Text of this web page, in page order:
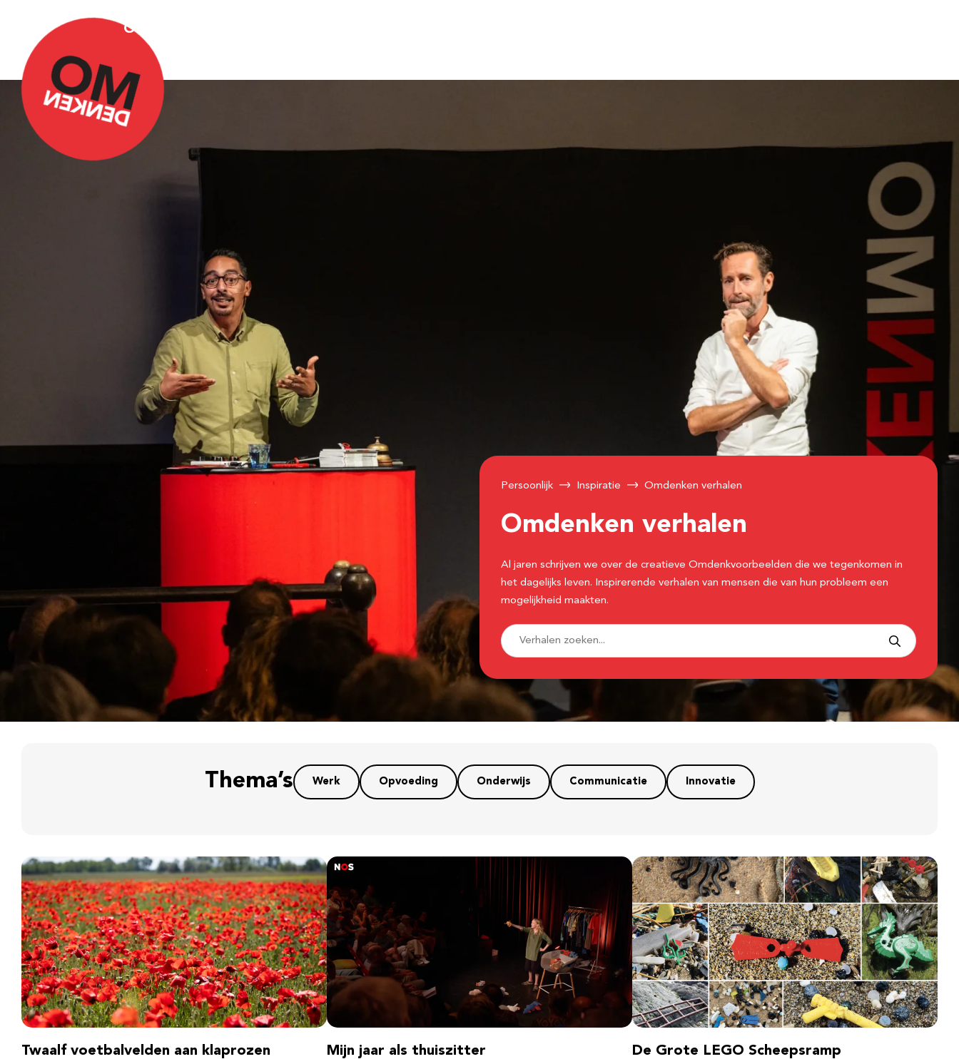
Over Omdenken
Persoonlijk Inspiratie Omdenken verhalen
Omdenken verhalen
Al jaren schrijven we over de creatieve Omdenkvoorbeelden die we tegenkomen in
het dagelijks leven. Inspirerende verhalen van mensen die van hun probleem een
mogelijkheid maakten.
Thema’s Werk Opvoeding Onderwijs Communicatie Innovatie
Twaalf voetbalvelden aan klaprozen Mijn jaar als thuiszitter De Grote LEGO Scheepsramp